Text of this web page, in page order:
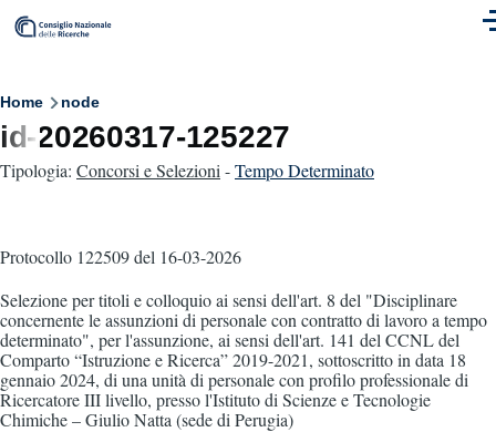
Skip to main content
Breadcrumb
Home node
id-20260317-125227
Tipologia: Concorsi e Selezioni -Tempo Determinato
Protocollo 122509del 16-03-2026
Selezione per titoli e colloquio ai sensi dell'art. 8 del "Disciplinare
concernente le assunzioni di personale con contratto di lavoro a tempo
determinato", per l'assunzione, ai sensi dell'art. 141 del CCNL del
Comparto “Istruzione e Ricerca” 2019-2021, sottoscritto in data 18
gennaio 2024, di una unità di personale con profilo professionale di
Ricercatore III livello, presso l'Istituto di Scienze e Tecnologie
Chimiche – Giulio Natta (sede di Perugia)